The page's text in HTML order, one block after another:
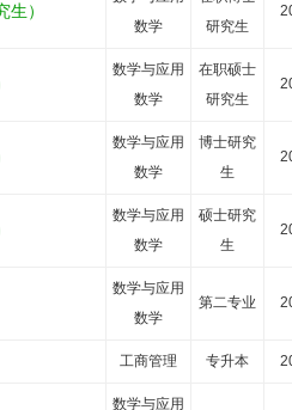
生）
数学
研究生
数学与应用
数学
在职硕士
研究生
数学与应用
数学
博士研究
生
数学与应用
数学
硕士研究
生
数学与应用
数学
第二专业
工商管理 专升本
数学与应用